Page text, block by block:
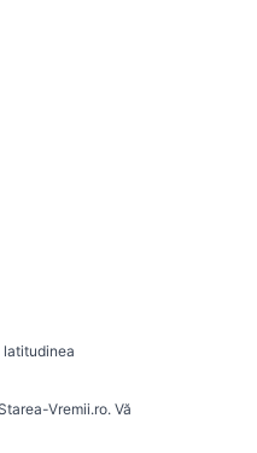
latitudinea
Vremii.ro. Vă